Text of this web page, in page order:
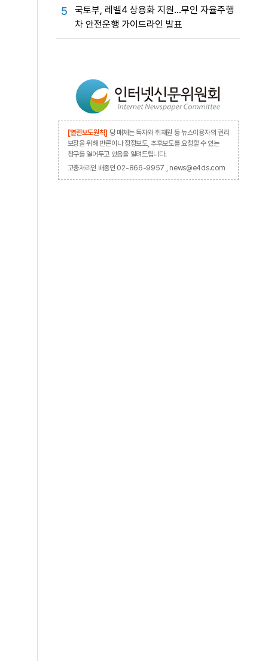
5
국토부, 레벨4 상용화 지원…무인 자율주행
차 안전운행 가이드라인 발표
[열린보도원칙] 당 매체는 독자와 취재원 등 뉴스이용자의 권리
보장을 위해 반론이나 정정보도, 추후보도를 요청할 수 있는
창구를 열어두고 있음을 알려드립니다.
고충처리인 배종인 02-866-9957 , news@e4ds.com